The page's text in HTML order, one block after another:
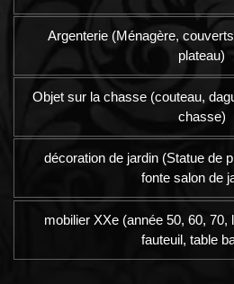
Argenterie (Ménagère,
plateau)
Objet sur la chasse (couteau,
chasse)
décoration de jardin (Statue de
fonte salon de
mobilier XXe (année 50, 60, 70,
fauteuil, table